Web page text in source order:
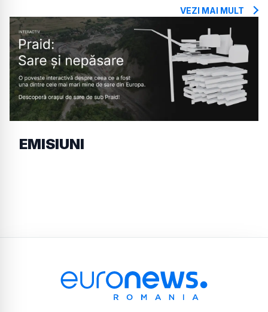
VEZI MAI MULT
EMISIUNI